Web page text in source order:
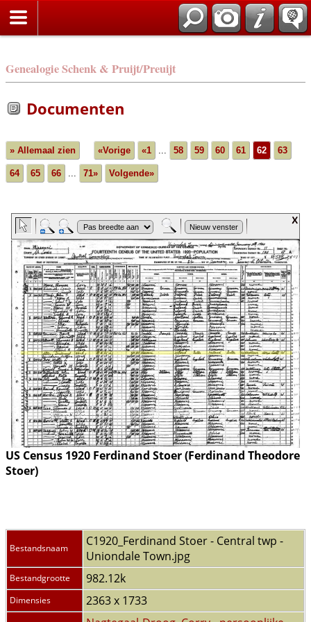
Genealogie Schenk & Pruijt/Preuijt
Documenten
» Allemaal zien «Vorige «1 ... 58 59 60 61 62 63
64 65 66 ... 71» Volgende»
US Census 1920 Ferdinand Stoer (Ferdinand Theodore
Stoer)
Bestandsnaam
C1920_Ferdinand Stoer - Central twp -
Uniondale Town.jpg
Bestandgrootte 982.12k
Dimensies
2363 x 1733